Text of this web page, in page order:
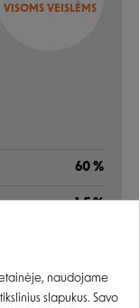
VISOMS VEISLĖMS
60 %
1,5 %
0,5 %
naudojame
slapukus. Savo